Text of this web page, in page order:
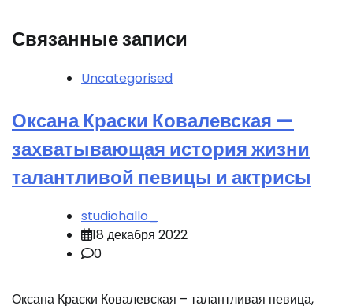
Связанные записи
Uncategorised
Оксана Краски Ковалевская —
захватывающая история жизни
талантливой певицы и актрисы
studiohallo_
18 декабря 2022
0
Оксана Краски Ковалевская – талантливая певица,